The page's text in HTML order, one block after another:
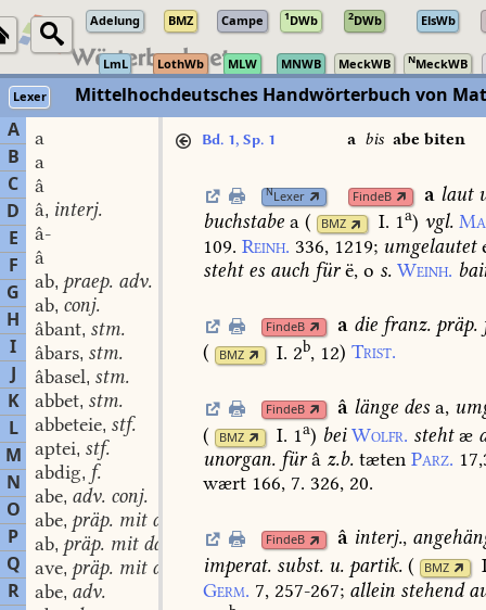
Adelung BMZ Campe 1DWb 2DWb ElsWb
LmL LothWb MLW MNWB MeckWB NMeckWB
Lexer
Mittelhochdeutsches Handwörterbuch von
A
B
C
D
E
F
G
H
I
J
K
L
M
N
O
P
Q
R
a
a
â
â, interj.
â-
â
ab, praep. adv.
ab, conj.
âbant, stm.
âbars, stm.
âbasel, stm.
abbet, stm.
abbeteie, stf.
aptei, stf.
abdig, f.
abe, adv. conj.
abe, präp. mit dat.
ab, präp. mit dat.
ave, präp. mit dat.
abe, adv.
Bd. 1, Sp. 1 abis abe biten
NLexer FindeB a laut
buchstabe a ( BMZ I. 1a) vgl.
109. Reinh. 336, 1219; umgelautet
stehtes auch fürë, o s. Weinh.
FindeB a die franz. präp.
(
BMZ I. 2b, 12) Trist.
FindeB â länge des a,
(
BMZ I. 1a) bei Wolfr. stehtæ
unorgan. fürâ z.b. tæten Parz.
wært 166, 7. 326, 20.
FindeB â interj.,
imperat. subst. u. partik. ( BMZ
Germ. 7, 257-267; allein stehend